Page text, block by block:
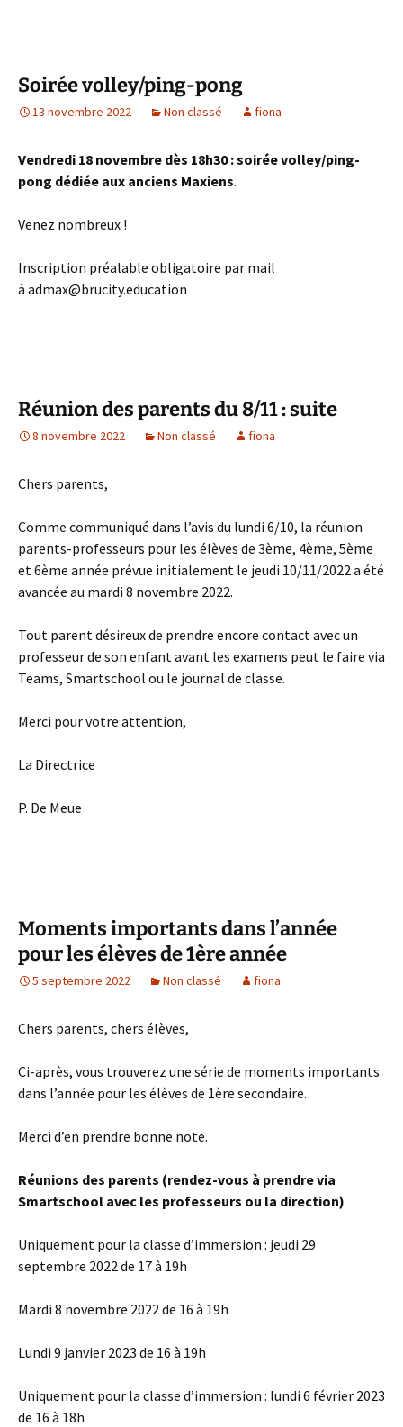
Soirée volley/ping-pong
13 novembre 2022 Non classé fiona
Vendredi 18 novembre dès 18h30 : soirée volley/ping-
pong dédiée aux anciens Maxiens.
Venez nombreux !
Inscription préalable obligatoire par mail
à admax@brucity.education
Réunion des parents du 8/11 : suite
8 novembre 2022 Non classé fiona
Chers parents,
Comme communiqué dans l’avis du lundi 6/10, la réunion
parents-professeurs pour les élèves de 3ème, 4ème, 5ème
et 6ème année prévue initialement le jeudi 10/11/2022 a été
avancée au mardi 8 novembre 2022.
Tout parent désireux de prendre encore contact avec un
professeur de son enfant avant les examens peut le faire via
Teams, Smartschool ou le journal de classe.
Merci pour votre attention,
La Directrice
P. De Meue
Moments importants dans l’année
pour les élèves de 1ère année
5 septembre 2022 Non classé fiona
Chers parents, chers élèves,
Ci-après, vous trouverez une série de moments importants
dans l’année pour les élèves de 1ère secondaire.
Merci d’en prendre bonne note.
Réunions des parents (rendez-vous à prendre via
Smartschool avec les professeurs ou la direction)
Uniquement pour la classe d’immersion : jeudi 29
septembre 2022 de 17 à 19h
Mardi 8 novembre 2022 de 16 à 19h
Lundi 9 janvier 2023 de 16 à 19h
Uniquement pour la classe d’immersion : lundi 6 février 2023
de 16 à 18h